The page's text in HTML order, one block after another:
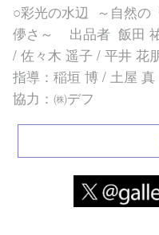
○彩光の水辺 ～自然の
儚さ～ 出品者 飯田
/ 佐々木 遥子 / 平井 花
指導：稲垣 博 / 土屋 真
協力：㈱デフ